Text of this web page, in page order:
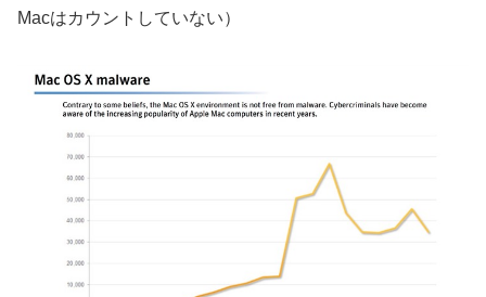
Macはカウントしていない）